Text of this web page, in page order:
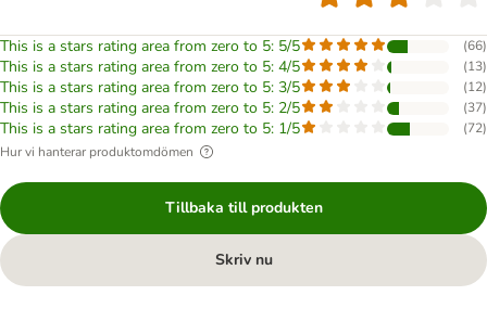
This is a stars rating area from zero to 5: 5/5 (66)
This is a stars rating area from zero to 5: 4/5 (13)
This is a stars rating area from zero to 5: 3/5 (12)
This is a stars rating area from zero to 5: 2/5 (37)
This is a stars rating area from zero to 5: 1/5 (72)
Hur vi hanterar produktomdömen
Tillbaka till produkten
Skriv nu